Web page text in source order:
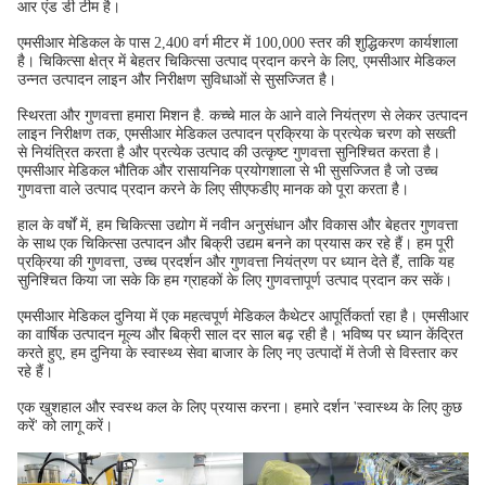
आर एंड डी टीम है।
एमसीआर मेडिकल के पास 2,400 वर्ग मीटर में 100,000 स्तर की शुद्धिकरण कार्यशाला
है। चिकित्सा क्षेत्र में बेहतर चिकित्सा उत्पाद प्रदान करने के लिए, एमसीआर मेडिकल
उन्नत उत्पादन लाइन और निरीक्षण सुविधाओं से सुसज्जित है।
स्थिरता और गुणवत्ता हमारा मिशन है. कच्चे माल के आने वाले नियंत्रण से लेकर उत्पादन
लाइन निरीक्षण तक, एमसीआर मेडिकल उत्पादन प्रक्रिया के प्रत्येक चरण को सख्ती
से नियंत्रित करता है और प्रत्येक उत्पाद की उत्कृष्ट गुणवत्ता सुनिश्चित करता है।
एमसीआर मेडिकल भौतिक और रासायनिक प्रयोगशाला से भी सुसज्जित है जो उच्च
गुणवत्ता वाले उत्पाद प्रदान करने के लिए सीएफडीए मानक को पूरा करता है।
हाल के वर्षों में, हम चिकित्सा उद्योग में नवीन अनुसंधान और विकास और बेहतर गुणवत्ता
के साथ एक चिकित्सा उत्पादन और बिक्री उद्यम बनने का प्रयास कर रहे हैं। हम पूरी
प्रक्रिया की गुणवत्ता, उच्च प्रदर्शन और गुणवत्ता नियंत्रण पर ध्यान देते हैं, ताकि यह
सुनिश्चित किया जा सके कि हम ग्राहकों के लिए गुणवत्तापूर्ण उत्पाद प्रदान कर सकें।
एमसीआर मेडिकल दुनिया में एक महत्वपूर्ण मेडिकल कैथेटर आपूर्तिकर्ता रहा है। एमसीआर
का वार्षिक उत्पादन मूल्य और बिक्री साल दर साल बढ़ रही है। भविष्य पर ध्यान केंद्रित
करते हुए, हम दुनिया के स्वास्थ्य सेवा बाजार के लिए नए उत्पादों में तेजी से विस्तार कर
रहे हैं।
एक खुशहाल और स्वस्थ कल के लिए प्रयास करना। हमारे दर्शन 'स्वास्थ्य के लिए कुछ
करें' को लागू करें।